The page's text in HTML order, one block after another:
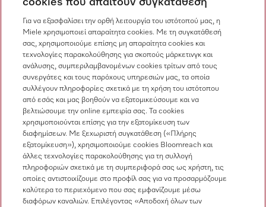
Επικοινωνία
Επισκόπηση επικοινωνίας
Πωλήσεις
210 6794444
Εξυπηρέτηση πελατών
210 6794444
Για να εξασφαλίσει την ορθή λειτουργία του ιστότοπού μας, η
Miele χρησιμοποιεί απαραίτητα cookies. Με τη συγκατάθεσή
σας, χρησιμοποιούμε επίσης μη απαραίτητα cookies και
τεχνολογίες παρακολούθησης για σκοπούς μάρκετινγκ και
ανάλυσης, συμπεριλαμβανομένων cookies τρίτων από τους
συνεργάτες και τους παρόχους υπηρεσιών μας, τα οποία
συλλέγουν πληροφορίες σχετικά με τη χρήση του ιστότοπου
από εσάς και μας βοηθούν να εξατομικεύσουμε και να
βελτιώσουμε την online εμπειρία σας. Τα cookies
χρησιμοποιούνται επίσης για την εξατομίκευση των
διαφημίσεων. Με ξεχωριστή συγκατάθεση («Πλήρης
εξατομίκευση»), χρησιμοποιούμε cookies Bloomreach και
άλλες τεχνολογίες παρακολούθησης για τη συλλογή
πληροφοριών σχετικά με τη συμπεριφορά σας ως χρήστη, τις
οποίες αντιστοιχίζουμε στο προφίλ σας για να προσαρμόζουμε
καλύτερα το περιεχόμενο που σας εμφανίζουμε μέσω
διαφόρων καναλιών. Επιλέγοντας «Αποδοχή όλων των